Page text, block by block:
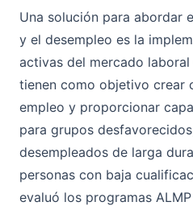
Una solución para abordar
y el desempleo es la
activas del mercado
tienen como objetivo crear
empleo y proporcionar
para grupos
desempleados de larga
personas con baja
evaluó los programas